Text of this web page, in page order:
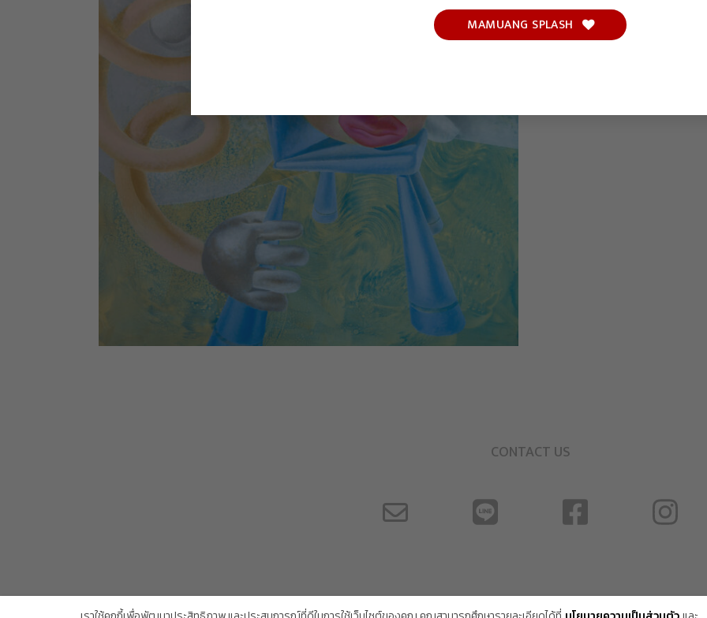
MAMUANG SPLASH
CONTACT US
Copyright Trendy Gallery © 2026. All rights reserved.